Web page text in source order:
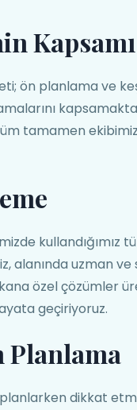
Kapsamı
ön planlama ve
tamamen
kullandığımız
alanında uzman ve
özel çözümler
geçiriyoruz.
Planlama
dikkat